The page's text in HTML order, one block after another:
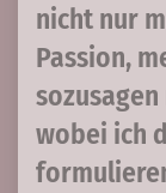
nicht nur
Passion,
wobei ich